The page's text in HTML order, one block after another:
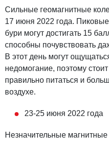
Сильные геомагнитные
17 июня 2022 года.
бури могут достигать 15
способны почувствовать
В этот день могут
недомогание, поэтому
правильно питаться и
воздухе.
23-25 июня 2022 года
Незначительные